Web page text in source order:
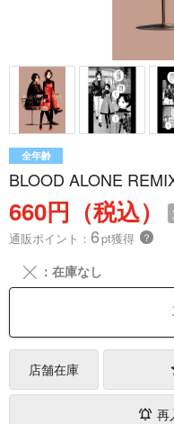
全年齢
BLOOD ALONE
660円（税込）
通販ポイント： 6pt獲得 ？
╳ ：在庫なし
店舗在庫
再